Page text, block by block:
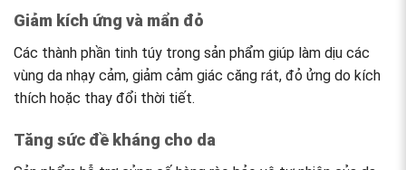
Giảm kích ứng và mẩn đỏ
Các thành phần tinh túy trong sản phẩm giúp làm dịu các
vùng da nhạy cảm, giảm cảm giác căng rát, đỏ ửng do kích
thích hoặc thay đổi thời tiết.
Tăng sức đề kháng cho da